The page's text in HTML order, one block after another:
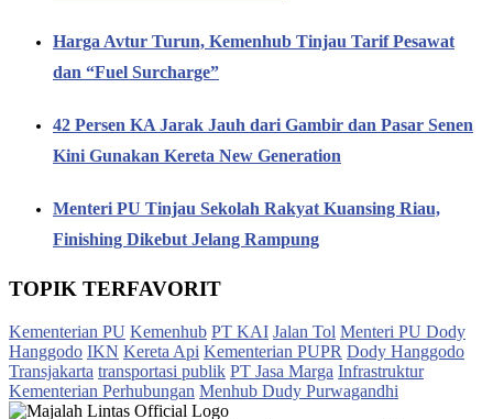
Harga Avtur Turun, Kemenhub Tinjau Tarif Pesawat
dan “Fuel Surcharge”
42 Persen KA Jarak Jauh dari Gambir dan Pasar Senen
Kini Gunakan Kereta New Generation
Menteri PU Tinjau Sekolah Rakyat Kuansing Riau,
Finishing Dikebut Jelang Rampung
TOPIK TERFAVORIT
Kementerian PU Kemenhub PT KAI Jalan Tol Menteri PU Dody
Hanggodo IKN Kereta Api Kementerian PUPR Dody Hanggodo
Transjakarta transportasi publik PT Jasa Marga Infrastruktur
Kementerian Perhubungan Menhub Dudy Purwagandhi